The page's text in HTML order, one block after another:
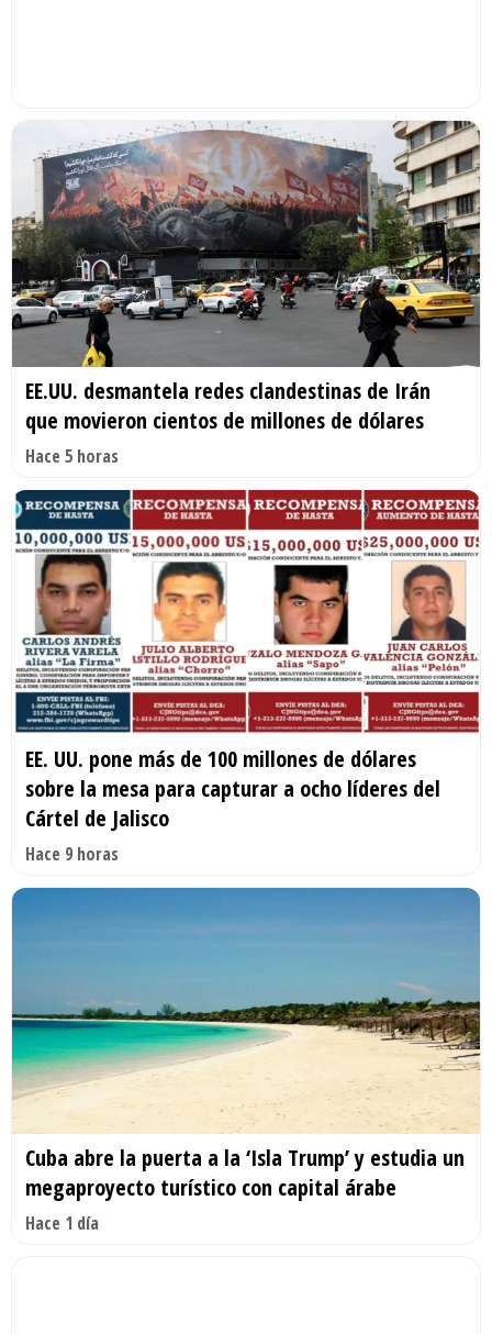
EE.UU. desmantela redes clandestinas de Irán
que movieron cientos de millones de dólares
Hace 5 horas
EE. UU. pone más de 100 millones de dólares
sobre la mesa para capturar a ocho líderes del
Cártel de Jalisco
Hace 9 horas
Cuba abre la puerta a la ‘Isla Trump’ y estudia un
megaproyecto turístico con capital árabe
Hace 1 día